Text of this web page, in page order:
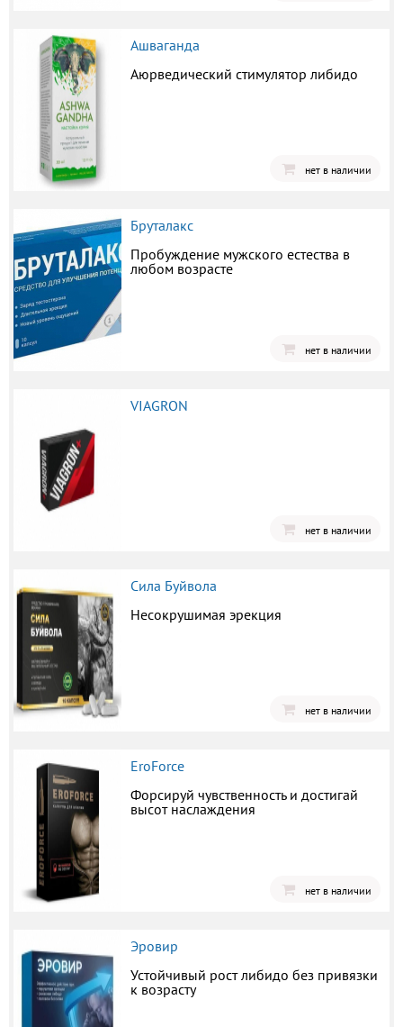
Ашваганда
Аюрведический стимулятор либидо
нет в наличии
Бруталакс
Пробуждение мужского естества в
любом возрасте
нет в наличии
VIAGRON
нет в наличии
Сила Буйвола
Несокрушимая эрекция
нет в наличии
EroForce
Форсируй чувственность и достигай
высот наслаждения
нет в наличии
Эровир
Устойчивый рост либидо без привязки
к возрасту